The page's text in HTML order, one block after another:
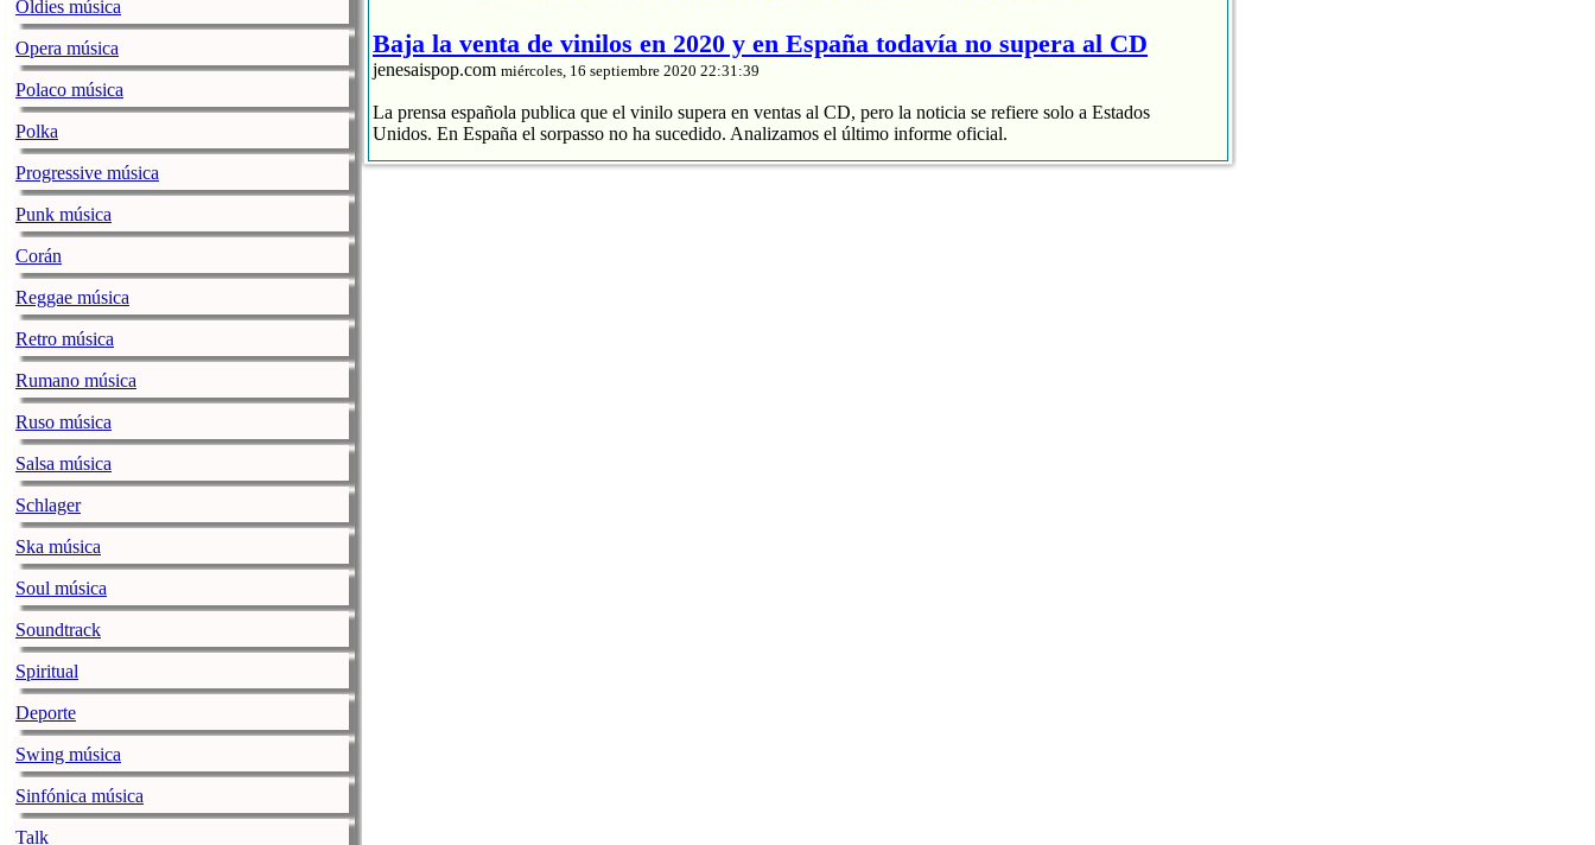
Oldies música
Opera música
Polaco música
Polka
Progressive música
Punk música
Corán
Reggae música
Retro música
Rumano música
Ruso música
Salsa música
Schlager
Ska música
Soul música
Soundtrack
Spiritual
Deporte
Swing música
Sinfónica música
Talk
Baja la venta de vinilos en 2020 y en España todavía no supera al CD
jenesaispop.com miércoles, 16 septiembre 2020 22:31:39
La prensa española publica que el vinilo supera en ventas al CD, pero la noticia se refiere solo a Estados
Unidos. En España el sorpasso no ha sucedido. Analizamos el último informe oficial.
El streaming produce un 88% de los ingresos